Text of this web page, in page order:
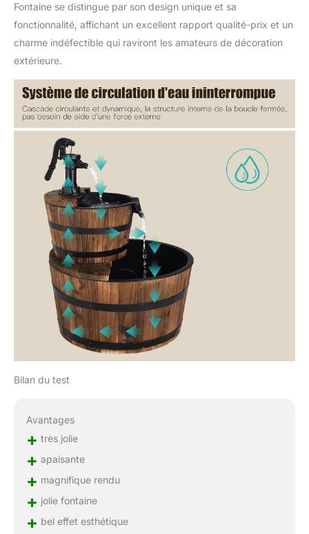
Fontaine se distingue par son design unique et sa
fonctionnalité, affichant un excellent rapport qualité-prix et un
charme indéfectible qui raviront les amateurs de décoration
extérieure.
Bilan du test
Avantages
+ très jolie
+ apaisante
+ magnifique rendu
+ jolie fontaine
+ bel effet esthétique